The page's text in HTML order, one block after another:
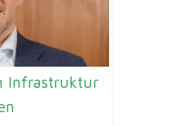
Infrastruktur